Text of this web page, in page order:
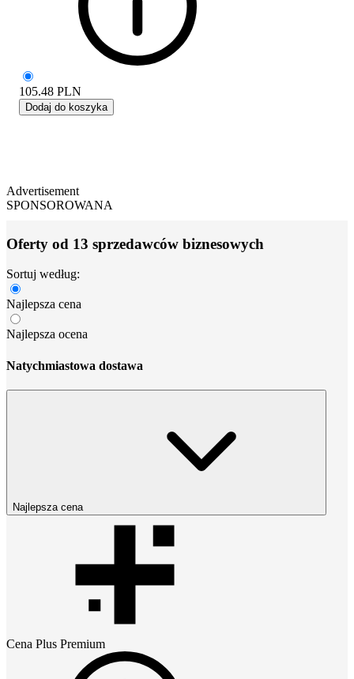
105.48 PLN
Dodaj do koszyka
Advertisement
SPONSOROWANA
Oferty od 13 sprzedawców biznesowych
Sortuj według:
Najlepsza cena
Najlepsza ocena
Natychmiastowa dostawa
Najlepsza cena
Cena Plus Premium